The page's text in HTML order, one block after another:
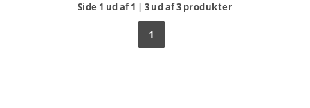
Side 1 ud af1 | 3ud af3 produkter
1